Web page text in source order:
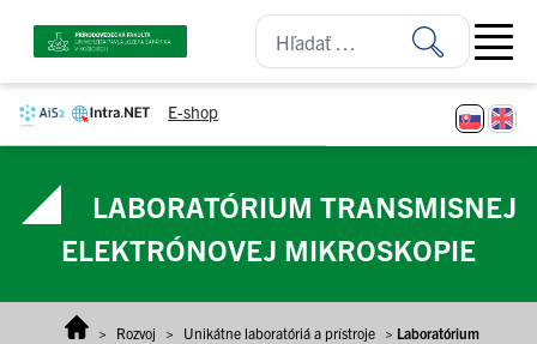
E-shop
Open
LABORATÓRIUM TRANSMISNEJ
ELEKTRÓNOVEJ MIKROSKOPIE
> Rozvoj > Unikátne laboratóriá a prístroje > Laboratórium